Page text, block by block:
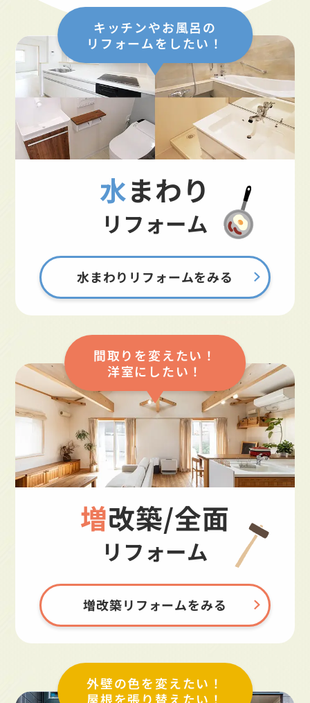
キッチンやお風呂の
リフォームをしたい！
水まわり
リフォーム
水まわりリフォームをみる
間取りを変えたい！
洋室にしたい！
増改築/全面
リフォーム
増改築リフォームをみる
外壁の色を変えたい！
屋根を張り替えたい！